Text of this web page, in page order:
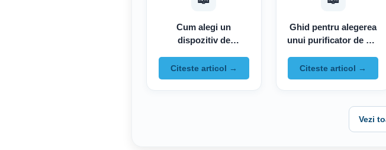
Cum alegi un
dispozitiv de
Citeste articol →
Ghid pentru alegerea
unui purificator de aer
Citeste articol →
Vezi